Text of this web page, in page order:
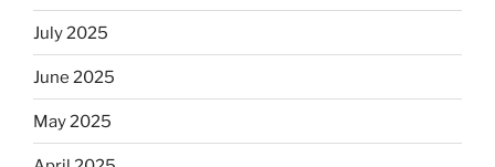
July 2025
June 2025
May 2025